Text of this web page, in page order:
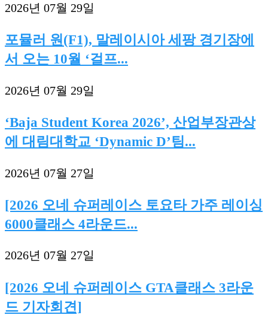
2026년 07월 29일
포뮬러 원(F1), 말레이시아 세팡 경기장에
서 오는 10월 ‘걸프...
2026년 07월 29일
‘Baja Student Korea 2026’, 산업부장관상
에 대림대학교 ‘Dynamic D’팀...
2026년 07월 27일
[2026 오네 슈퍼레이스 토요타 가주 레이싱
6000클래스 4라운드...
2026년 07월 27일
[2026 오네 슈퍼레이스 GTA클래스 3라운
드 기자회견]